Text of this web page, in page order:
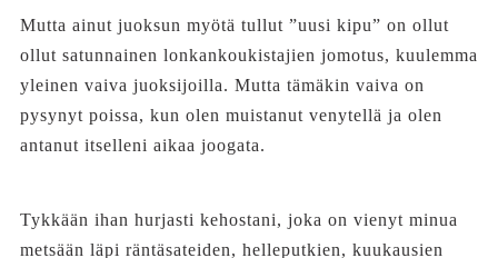
Mutta ainut juoksun myötä tullut ”uusi kipu” on ollut
ollut satunnainen lonkankoukistajien jomotus, kuulemma
yleinen vaiva juoksijoilla. Mutta tämäkin vaiva on
pysynyt poissa, kun olen muistanut venytellä ja olen
antanut itselleni aikaa joogata.
Tykkään ihan hurjasti kehostani, joka on vienyt minua
metsään läpi räntäsateiden, helleputkien, kuukausien